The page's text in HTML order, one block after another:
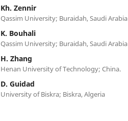
Kh. Zennir
Qassim University; Buraidah, Saudi Arabia
K. Bouhali
Qassim University; Buraidah, Saudi Arabia
H. Zhang
Henan University of Technology; China.
D. Guidad
University of Biskra; Biskra, Algeria